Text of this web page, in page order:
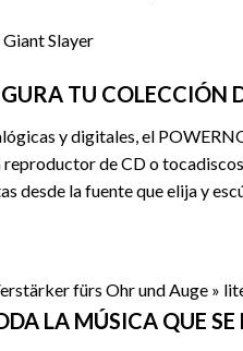
TU COLECCIÓN
y digitales, el
de CD o
la fuente que elija y
LA MÚSICA QUE